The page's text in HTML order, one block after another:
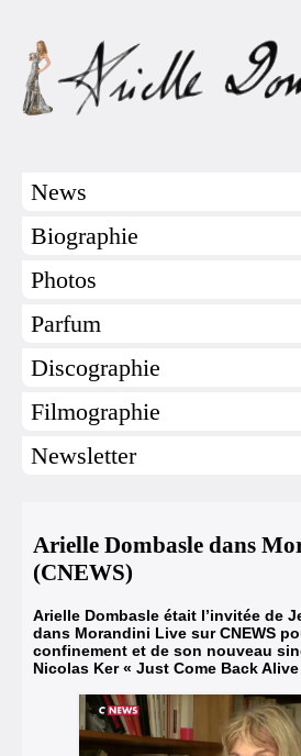
News
Biographie
Photos
Parfum
Discographie
Filmographie
Newsletter
Arielle Dombasle dans
(CNEWS)
Arielle Dombasle était l’invitée de
dans Morandini Live surCNEWS
confinement et de son nouveau
Nicolas Ker « Just Come Back Alive